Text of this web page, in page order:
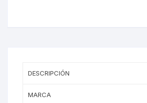
DESCRIPCIÓN
MARCA